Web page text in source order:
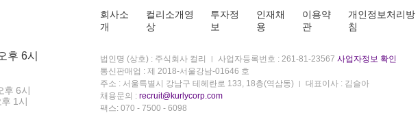
후 6시
후 6시
1시
회사소
개
컬리소개영
상
투자정
보
인재채
용
이용약
관
개인정보처리방
침
법인명 (상호) : 주식회사 컬리 사업자등록번호 : 261-81-23567 사업자정보 확인
통신판매업 : 제 2018-서울강남-01646 호
주소 : 서울특별시 강남구 테헤란로 133, 18층(역삼동)
대표이사 : 김슬아
채용문의 : recruit@kurlycorp.com
팩스: 070 - 7500 - 6098